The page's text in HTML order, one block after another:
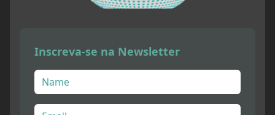
Inscreva-se na Newsletter